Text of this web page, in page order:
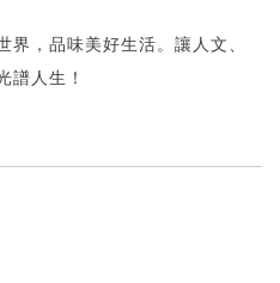
，品味美好生活。讓人文、
譜人生！